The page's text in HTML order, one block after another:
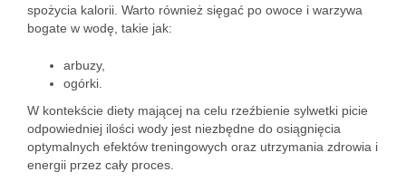
spożycia kalorii. Warto również sięgać po owoce i warzywa
bogate w wodę, takie jak:
arbuzy,
ogórki.
W kontekście diety mającej na celu rzeźbienie sylwetki picie
odpowiedniej ilości wody jest niezbędne do osiągnięcia
optymalnych efektów treningowych oraz utrzymania zdrowia i
energii przez cały proces.